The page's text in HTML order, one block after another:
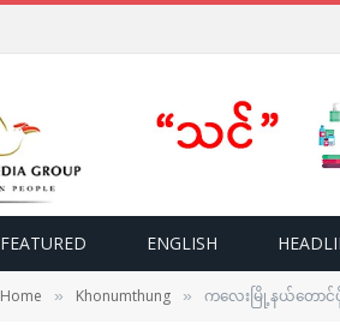
FEATURED ENGLISH
Home » Khonumthung » ကလေးမြို့နယ်တောင်ပို